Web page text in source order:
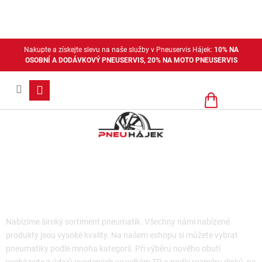
Nakupte a získejte slevu na naše služby v Pneuservis Hájek: 10% NA
OSOBNÍ A DODÁVKOVÝ PNEUSERVIS, 20% NA MOTO PNEUSERVIS
Nákupní
Nabízíme široký sortiment pneumatik. Všechny námi nabízené
produkty jsou vysoké kvality. Na našem eshopu si můžete vybrat
pneumatiky podle mnoha kategorií. Při výběru nového obutí